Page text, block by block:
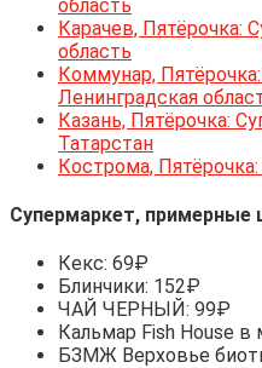
область
Карачев, Пятёрочка:
область
Коммунар,
Ленинградская
Казань, Пятёрочка:
Татарстан
Кострома,
Супермаркет, примерные
Кекс: 69₽
Блинчики: 152₽
ЧАЙ ЧЕРНЫЙ: 99₽
Кальмар Fish House в
БЗМЖ Верховье